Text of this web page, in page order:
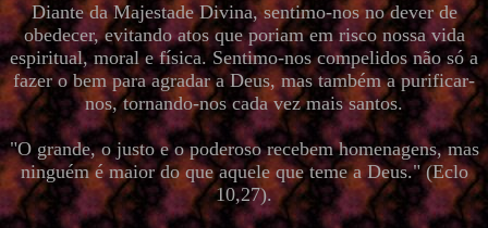
Diante da Majestade Divina, sentimo-nos no dever de
obedecer, evitando atos que poriam em risco nossa vida
espiritual, moral e física. Sentimo-nos compelidos não só a
fazer o bem para agradar a Deus, mas também a purificar-
nos, tornando-nos cada vez mais santos.
"O grande, o justo e o poderoso recebem homenagens, mas
ninguém é maior do que aquele que teme a Deus." (Eclo
10,27).